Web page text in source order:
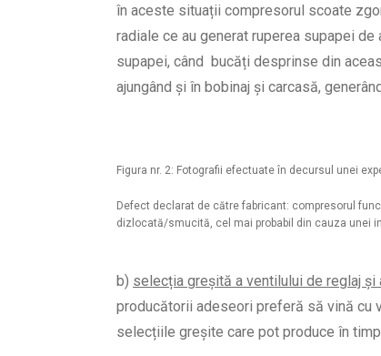
în aceste situații compresorul scoate
radiale ce au generat ruperea supapei
supapei, când bucăți desprinse din
ajungând și în bobinaj și carcasă,
Figura nr. 2: Fotografii efectuate în decursul unei
Defect declarat de către fabricant: compresorul
dizlocată/smucită, cel mai probabil din cauza unei
b) selecția greșită a ventilului de reglaj
producătorii adeseori preferă să vină cu
selecțiile greșite care pot produce în